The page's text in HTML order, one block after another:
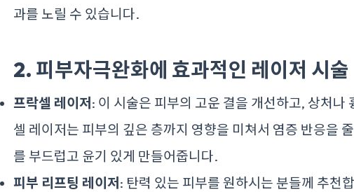
과를 노릴 수 있습니다.
2. 피부자극완화에 효과적인 레이저 시술
프락셀 레이저 : 이 시술은 피부의 고운 결을 개선하고, 상처나
셀 레이저는 피부의 깊은 층까지 영향을 미쳐서 염증 반응을
를 부드럽고 윤기 있게 만들어줍니다.
피부 리프팅 레이저 : 탄력 있는 피부를 원하시는 분들께 추천